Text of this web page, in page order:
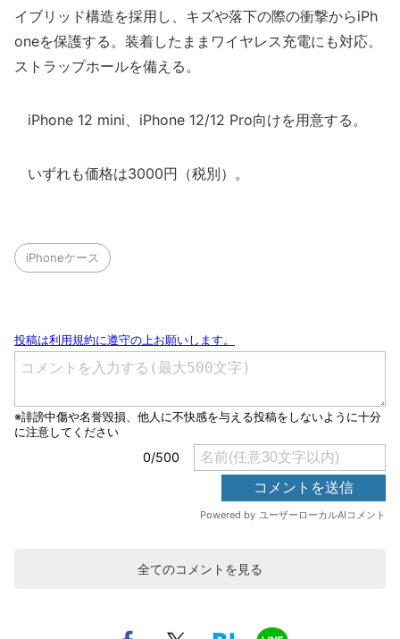
イブリッド構造を採用し、キズや落下の際の衝撃からiPh
oneを保護する。装着したままワイヤレス充電にも対応。
ストラップホールを備える。
iPhone 12 mini、iPhone 12/12 Pro向けを用意する。
いずれも価格は3000円（税別）。
iPhoneケース
全てのコメントを見る